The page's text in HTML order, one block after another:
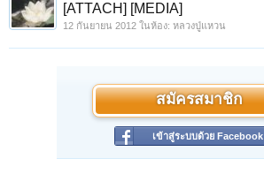
[ATTACH] [MEDIA]
12 กันยายน 2012 ในห้อง: หลวงปู่แหวน
สมัครสมาชิก
เข้าสู่ระบบด้วย Facebook